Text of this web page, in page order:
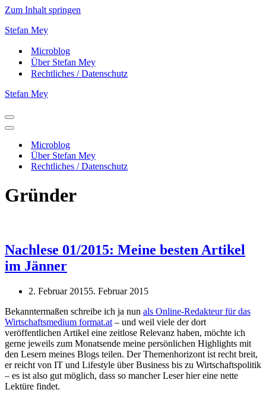
Zum Inhalt springen
Stefan Mey
Microblog
Über Stefan Mey
Rechtliches / Datenschutz
Stefan Mey
Navigationsmenü
Navigationsmenü
Microblog
Über Stefan Mey
Rechtliches / Datenschutz
Gründer
Nachlese 01/2015: Meine besten Artikel
im Jänner
2. Februar 20155. Februar 2015
Bekanntermaßen schreibe ich ja nun als Online-Redakteur für das
Wirtschaftsmedium format.at – und weil viele der dort
veröffentlichen Artikel eine zeitlose Relevanz haben, möchte ich
gerne jeweils zum Monatsende meine persönlichen Highlights mit
den Lesern meines Blogs teilen. Der Themenhorizont ist recht breit,
er reicht von IT und Lifestyle über Business bis zu Wirtschaftspolitik
– es ist also gut möglich, dass so mancher Leser hier eine nette
Lektüre findet.